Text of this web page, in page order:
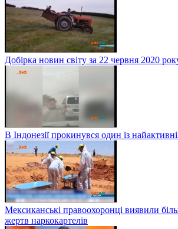
Добірка новин світу за 22 червня 2020
В Індонезії прокинувся один із
Мексиканські правоохоронці виявили
жертв наркокартелів